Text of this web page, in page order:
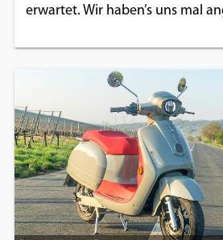
erwartet. Wir haben’s uns mal